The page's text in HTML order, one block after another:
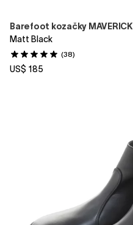
Barefoot kozačky MAVERICK
Matt Black
(38)
US$ 185